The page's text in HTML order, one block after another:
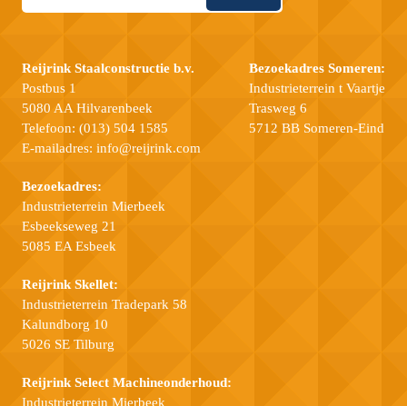
Reijrink Staalconstructie b.v.
Postbus 1
5080 AA Hilvarenbeek
Telefoon: (013) 504 1585
E-mailadres: info@reijrink.com
Bezoekadres:
Industrieterrein Mierbeek
Esbeekseweg 21
5085 EA Esbeek
Bezoekadres Someren:
Industrieterrein t Vaartje
Trasweg 6
5712 BB Someren-Eind
Reijrink Skellet:
Industrieterrein Tradepark 58
Kalundborg 10
5026 SE Tilburg
Reijrink Select Machineonderhoud:
Industrieterrein Mierbeek